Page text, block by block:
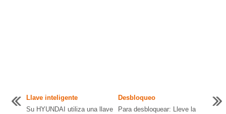
Llave inteligente
Su HYUNDAI utiliza una llave
Desbloqueo
Para desbloquear: Lleve la